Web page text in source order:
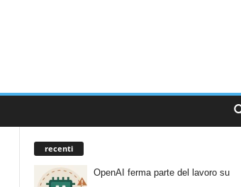
recenti
OpenAI ferma parte del lavoro su